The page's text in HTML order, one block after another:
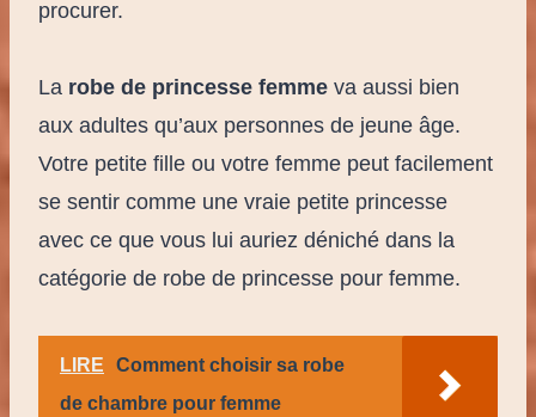
procurer.
La robe de princesse femme va aussi bien
aux adultes qu’aux personnes de jeune âge.
Votre petite fille ou votre femme peut facilement
se sentir comme une vraie petite princesse
avec ce que vous lui auriez déniché dans la
catégorie de robe de princesse pour femme.
LIRE
Comment choisir sa robe
de chambre pour femme